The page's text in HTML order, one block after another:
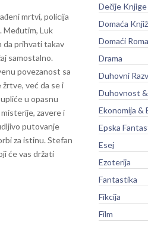
mrtvi, policija
Međutim, Luk
da prihvati takav
samostalno.
povezanost sa
već da se i
u opasnu
zavere i
putovanje
za istinu. Stefan
će vas držati
Dečije
Domaća
Domaći
Drama
Duhovni
Duhovnost
Ekonomija &
Epska
Esej
Ezoterija
Fantastika
Fikcija
Film